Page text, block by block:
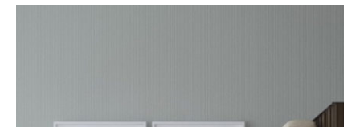
Квартира в Хмельницькому